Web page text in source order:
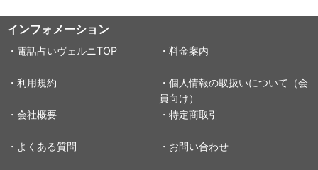
インフォメーション
・電話占いヴェルニTOP ・料金案内
・利用規約
・個人情報の取扱いについて（会
員向け）
・会社概要
・特定商取引
・よくある質問 ・お問い合わせ